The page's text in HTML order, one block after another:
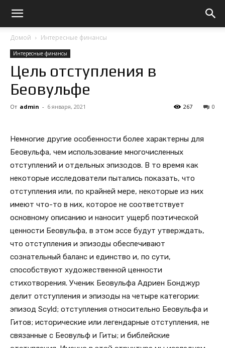
Домой Интересные финансы
Интересные финансы
Цель отступления в
Беовульфе
От admin - 6 января, 2021 0
267
Немногие другие особенности более характерны для
Беовульфа, чем использование многочисленных
отступлений и отдельных эпизодов. В то время как
некоторые исследователи пытались показать, что
отступления или, по крайней мере, некоторые из них
имеют что-то в них, которое не соответствует
основному описанию и наносит ущерб поэтической
ценности Беовульфа, в этом эссе будут утверждать,
что отступления и эпизоды обеспечивают
сознательный баланс и единство и, по сути,
способствуют художественной ценности
стихотворения. Ученик Беовульфа Адриен Бонджур
делит отступления и эпизоды на четыре категории:
эпизод Scyld; отступления относительно Беовульфа и
Гитов; исторические или легендарные отступления, не
связанные с Беовульф и Гиты; и библейские